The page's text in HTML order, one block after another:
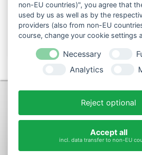
non-EU countries)", you agree that
used by us as well as by the
providers (also from non-EU
course, change your cookie settings
Necessary
Analytics
Reject optional
Accept all
incl. data transfer to non-EU
+49 (0)9281-70900
post@max-wurst.de